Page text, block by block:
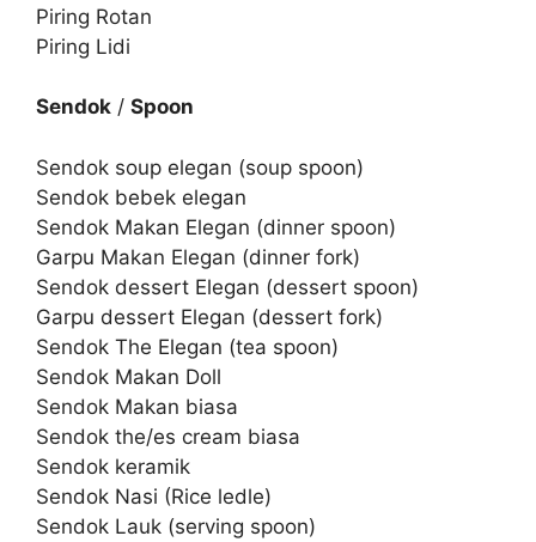
Piring Rotan
Piring Lidi
Sendok / Spoon
Sendok soup elegan (soup spoon)
Sendok bebek elegan
Sendok Makan Elegan (dinner spoon)
Garpu Makan Elegan (dinner fork)
Sendok dessert Elegan (dessert spoon)
Garpu dessert Elegan (dessert fork)
Sendok The Elegan (tea spoon)
Sendok Makan Doll
Sendok Makan biasa
Sendok the/es cream biasa
Sendok keramik
Sendok Nasi (Rice ledle)
Sendok Lauk (serving spoon)